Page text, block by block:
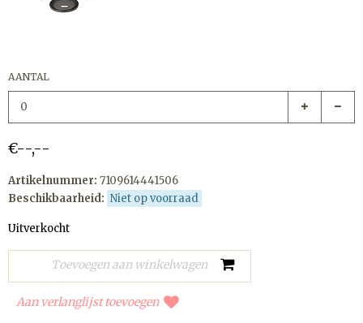
AANTAL
€--,--
Artikelnummer: 7109614441506
Beschikbaarheid: Niet op voorraad
Uitverkocht
Aan verlanglijst toevoegen